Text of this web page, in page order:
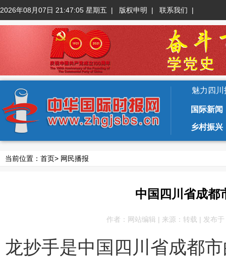
2026年08月07日 21:47:06 星期五 | 版权申明 | 联系我们 |
魅力四川
国际新闻
乡村振兴
当前位置： 首页> 网民播报
中国四川省成都
作者：网站编辑 | 来源：转载 | 发布
龙抄手是中国四川省成都